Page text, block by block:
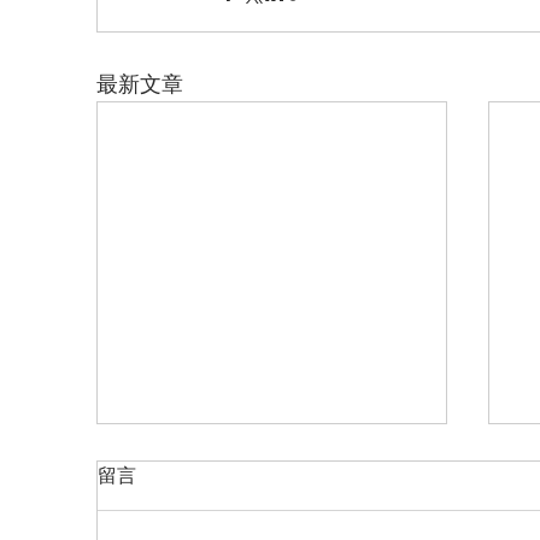
最新文章
查理‧席姆
第四樂章的演繹頗佳，從觀眾的反
留言